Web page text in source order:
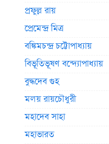
প্রফুল্ল রায়
প্রেমেন্দ্র মিত্র
বঙ্কিমচন্দ্র চট্টোপাধ্যায়
বিভূতিভূষণ বন্দ্যোপাধ্যায়
বুদ্ধদেব গুহ
মলয় রায়চৌধুরী
মহাদেব সাহা
মহাভারত